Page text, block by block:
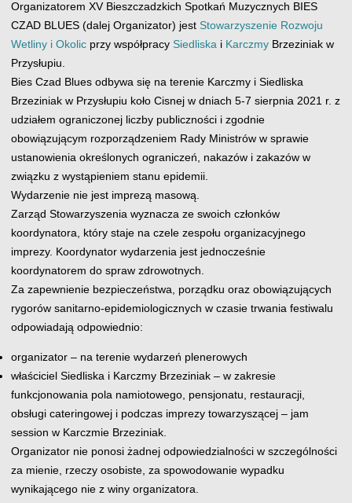
Organizatorem XV Bieszczadzkich Spotkań Muzycznych BIES
CZAD BLUES (dalej Organizator) jest Stowarzyszenie Rozwoju
Wetliny i Okolicprzy współpracy Siedliskai KarczmyBrzeziniak w
Przysłupiu.
Bies Czad Blues odbywa się na terenie Karczmy i Siedliska
Brzeziniak w Przysłupiu koło Cisnej w dniach 5-7 sierpnia 2021 r. z
udziałem ograniczonej liczby publiczności i zgodnie
obowiązującym rozporządzeniem Rady Ministrów w sprawie
ustanowienia określonych ograniczeń, nakazów i zakazów w
związku z wystąpieniem stanu epidemii.
Wydarzenie nie jest imprezą masową.
Zarząd Stowarzyszenia wyznacza ze swoich członków
koordynatora, który staje na czele zespołu organizacyjnego
imprezy. Koordynator wydarzenia jest jednocześnie
koordynatorem do spraw zdrowotnych.
Za zapewnienie bezpieczeństwa, porządku oraz obowiązujących
rygorów sanitarno-epidemiologicznych w czasie trwania festiwalu
odpowiadają odpowiednio:
organizator – na terenie wydarzeń plenerowych
właściciel Siedliska i Karczmy Brzeziniak – w zakresie
funkcjonowania pola namiotowego, pensjonatu, restauracji,
obsługi cateringowej i podczas imprezy towarzyszącej – jam
session w Karczmie Brzeziniak.
Organizator nie ponosi żadnej odpowiedzialności w szczególności
za mienie, rzeczy osobiste, za spowodowanie wypadku
wynikającego nie z winy organizatora.